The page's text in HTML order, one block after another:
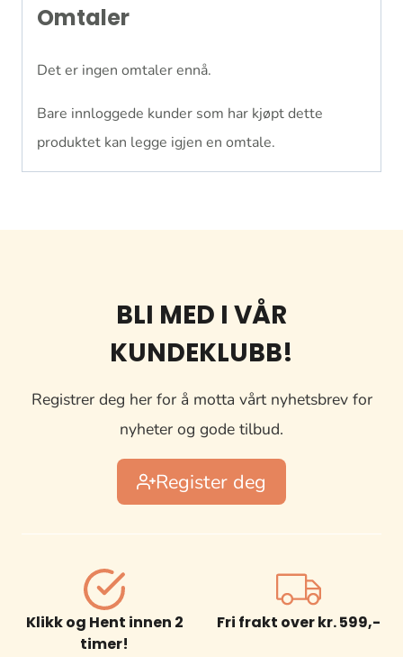
Omtaler
Det er ingen omtaler ennå.
Bare innloggede kunder som har kjøpt dette
produktet kan legge igjen en omtale.
BLI MED I VÅR
KUNDEKLUBB!
Registrer deg her for å motta vårt nyhetsbrev for
nyheter og gode tilbud.
Register deg
Klikk og Hent innen 2
timer!
Fri frakt over kr. 599,-